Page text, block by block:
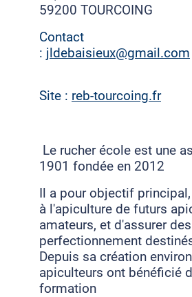
59200 TOURCOING
Contact
: jldebaisieux@gmail.com
Site : reb-tourcoing.fr
Le rucher école est une
1901 fondée en 2012
Il a pour objectif
à l'apiculture de futurs
amateurs, et d'assurer
perfectionnement
Depuis sa création
apiculteurs ont bénéficié
formation